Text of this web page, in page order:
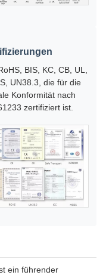
BIS, KC, CB, UL,
UN38.3, die für die
Konformität nach
zertifiziert ist.
ein führender